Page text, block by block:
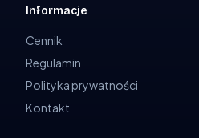
Informacje
Cennik
Regulamin
Polityka prywatności
Kontakt